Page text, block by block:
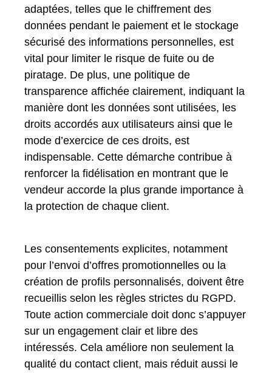
adaptées, telles que le chiffrement des
données pendant le paiement et le stockage
sécurisé des informations personnelles, est
vital pour limiter le risque de fuite ou de
piratage. De plus, une politique de
transparence affichée clairement, indiquant la
manière dont les données sont utilisées, les
droits accordés aux utilisateurs ainsi que le
mode d’exercice de ces droits, est
indispensable. Cette démarche contribue à
renforcer la fidélisation en montrant que le
vendeur accorde la plus grande importance à
la protection de chaque client.
Les consentements explicites, notamment
pour l’envoi d’offres promotionnelles ou la
création de profils personnalisés, doivent être
recueillis selon les règles strictes du RGPD.
Toute action commerciale doit donc s’appuyer
sur un engagement clair et libre des
intéressés. Cela améliore non seulement la
qualité du contact client, mais réduit aussi le